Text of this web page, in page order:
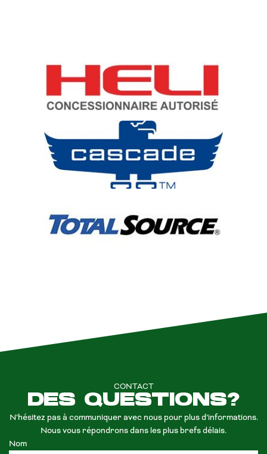
CONTACT
DES QUESTIONS?
N’hésitez pas à communiquer avec nous pour plus d’informations.
Nous vous répondrons dans les plus brefs délais.
Nom